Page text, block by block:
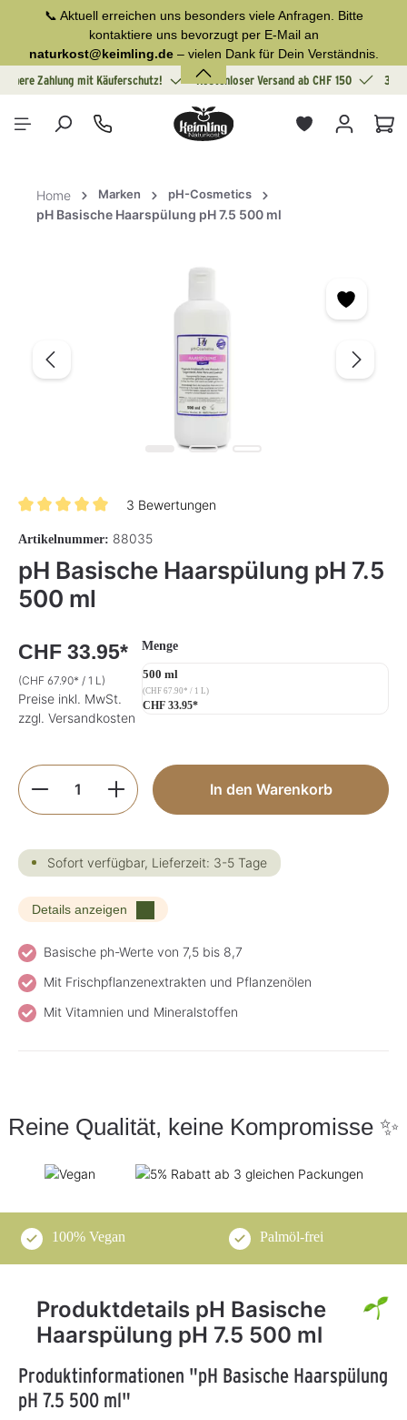
springen
📞 Aktuell erreichen uns besonders viele Anfragen. Bitte
kontaktiere uns bevorzugt per E-Mail an
naturkost@keimling.de– vielen Dank für Dein Verständnis.
Sichere Zahlung mit Käuferschutz!
Kostenloser Versand ab CHF 150 30
Home Marken pH-Cosmetics
pH Basische Haarspülung pH 7.5 500 ml
3 Bewertungen
Artikelnummer: 88035
pH Basische Haarspülung pH 7.5
500 ml
CHF 33.95*
(CHF 67.90* / 1 L)
Preise inkl. MwSt.
zzgl. Versandkosten
Mengeauswählen
500 ml
(CHF 67.90* / 1 L)
CHF 33.95*
Produkt Anzahl: Gib den gewünschten
In den Warenkorb
Sofort verfügbar, Lieferzeit: 3-5 Tage
Details anzeigen
Basische ph-Werte von 7,5 bis 8,7
Mit Frischpflanzenextrakten und Pflanzenölen
Mit Vitamnien und Mineralstoffen
Reine Qualität, keine Kompromisse ✨
100% Vegan Palmöl-frei
Produktdetails pH Basische
Haarspülung pH 7.5 500 ml
Produktinformationen "pH Basische Haarspülung
pH 7.5 500 ml"